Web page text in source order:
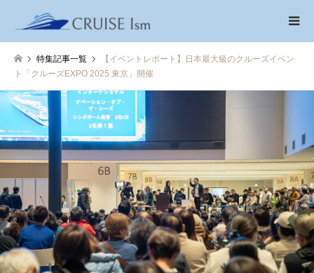
特集記事一覧
【イベントレポート】日本最大級のクルーズイベン
ト「クルーズEXPO 2025 東京」開催